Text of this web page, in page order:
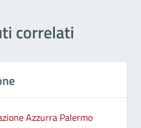
correlati
Azzurra Palermo